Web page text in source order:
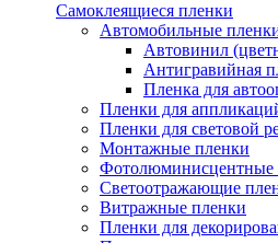
Самоклеящиеся пленки
Автомобильные
Автовинил
Антигравийная
Пленка для
Пленки для
Пленки для световой
Монтажные пленки
Фотолюминисцентные
Светоотражающие
Витражные пленки
Пленки для